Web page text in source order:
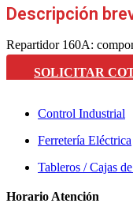
Descripción
Repartidor 160A:
SOLICITAR
Control Industrial
Ferretería Eléctrica
Tableros / Cajas
Horario Atención